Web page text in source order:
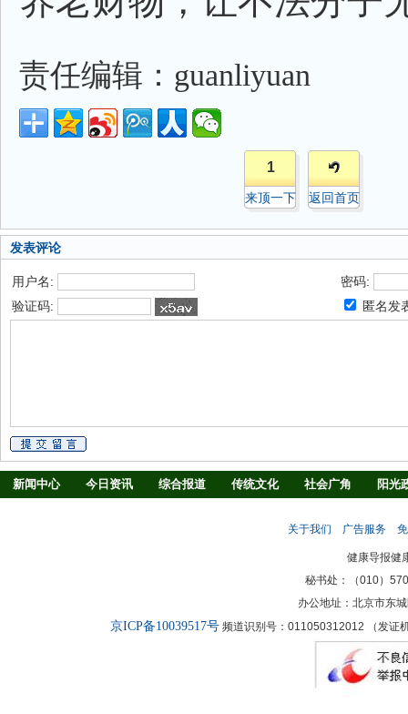
责任编辑：guanliyuan
1
来顶一下 返回首页
发表评论
用户名:
密码:
验证码:
匿名发
新闻中心 今日资讯 综合报道 传统文化 社会广角
阳光
关于我们 广告服务
健康导报健
秘书处：（010）
办公地址：北京市东
京ICP备10039517号频道识别号：011050312012 （发证